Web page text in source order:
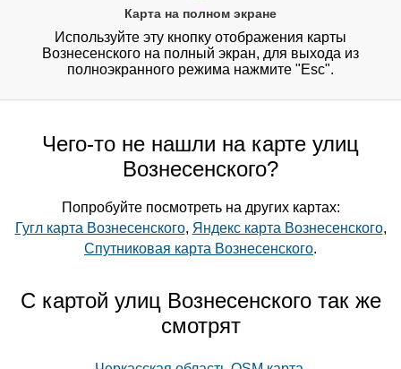
Карта на полном экране
Используйте эту кнопку отображения карты
Вознесенского на полный экран, для выхода из
полноэкранного режима нажмите "Esc".
Чего-то не нашли на карте улиц
Вознесенского?
Попробуйте посмотреть на других картах:
Гугл карта Вознесенского, Яндекс карта Вознесенского,
Спутниковая карта Вознесенского.
С картой улиц Вознесенского так же
смотрят